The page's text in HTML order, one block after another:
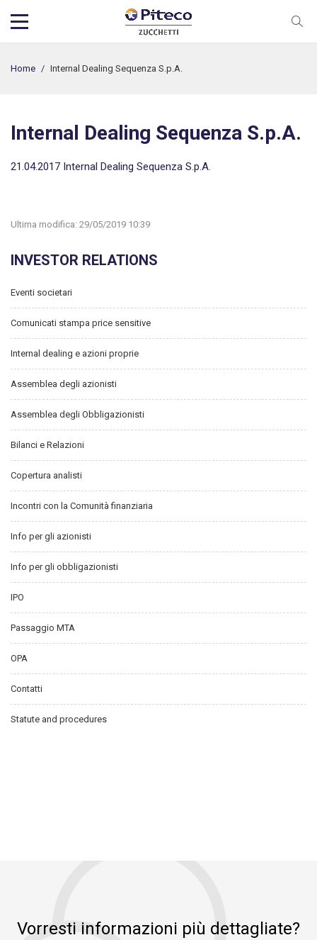
Home / Internal Dealing Sequenza S.p.A.
Internal Dealing Sequenza S.p.A.
21.04.2017 Internal Dealing Sequenza S.p.A.
Ultima modifica: 29/05/2019 10:39
INVESTOR RELATIONS
Eventi societari
Comunicati stampa price sensitive
Internal dealing e azioni proprie
Assemblea degli azionisti
Assemblea degli Obbligazionisti
Bilanci e Relazioni
Copertura analisti
Incontri con la Comunità finanziaria
Info per gli azionisti
Info per gli obbligazionisti
IPO
Passaggio MTA
OPA
Contatti
Statute and procedures
Vorresti informazioni più dettagliate?